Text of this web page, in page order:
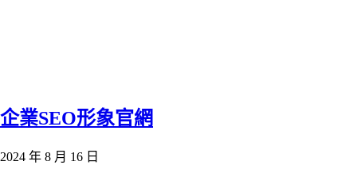
企業SEO形象官網
2024 年 8 月 16 日